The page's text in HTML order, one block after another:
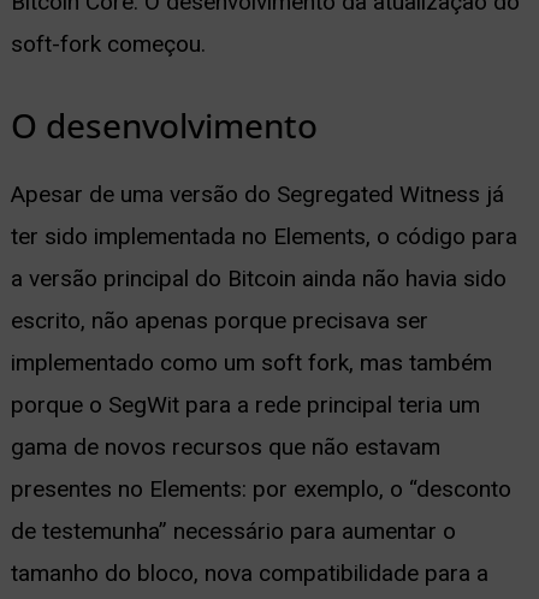
soft-fork começou.
O desenvolvimento
Apesar de uma versão do Segregated Witness já
ter sido implementada no Elements, o código para
a versão principal do Bitcoin ainda não havia sido
escrito, não apenas porque precisava ser
implementado como um soft fork, mas também
porque o SegWit para a rede principal teria um
gama de novos recursos que não estavam
presentes no Elements: por exemplo, o “desconto
de testemunha” necessário para aumentar o
tamanho do bloco, nova compatibilidade para a